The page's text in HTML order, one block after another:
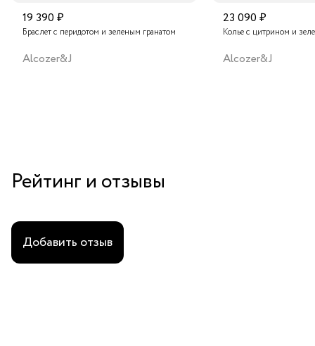
19 390 ₽
Браслет с перидотом и зеленым гранатом
Alcozer&J
23 090 ₽
Колье с цитрином и
Alcozer&J
Рейтинг и отзывы
Добавить отзыв